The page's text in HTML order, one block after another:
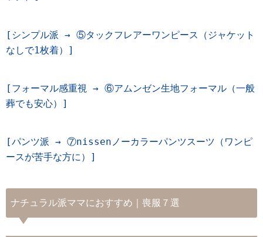
[シンプル派 → ⑤タックフレアーワンピース（ジャケット
なしで1枚着）]
[フォーマル感重視 → ⑥アムンゼン生地フォーマル（一般
葬でも安心）]
[パンツ派 → ⑦nissenノーカラーパンツスーツ（ワンピ
ースが苦手な方に）]
ナチュラル派ママにおすすめ｜喪服７選